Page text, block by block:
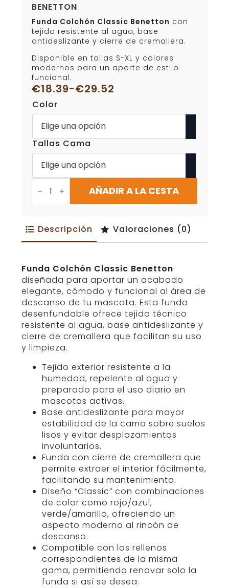
BENETTON
Funda Colchón Classic Benetton con
tejido resistente al agua, base
antideslizante y cierre de cremallera.
Disponible en tallas S-XL y colores
modernos para un aporte de estilo
funcional.
€18.39-€29.52
Rango
de
precios:
desde
€18.39
hasta
€29.52
Color
Tallas Cama
Funda
Colchón
Classic
Benetton
AÑADIR A LA CESTA
Descripción Valoraciones (0)
Funda Colchón Classic Benetton
diseñada para aportar un acabado
elegante, cómodo y funcional al área de
descanso de tu mascota. Esta funda
desenfundable ofrece tejido técnico
resistente al agua, base antideslizante y
cierre de cremallera que facilitan su uso
y limpieza.
Tejido exterior resistente a la
humedad, repelente al agua y
preparado para el uso diario en
mascotas activas.
Base antideslizante para mayor
estabilidad de la cama sobre suelos
lisos y evitar desplazamientos
involuntarios.
Funda con cierre de cremallera que
permite extraer el interior fácilmente,
facilitando su mantenimiento.
Diseño “Classic” con combinaciones
de color como rojo/azul,
verde/amarillo, ofreciendo un
aspecto moderno al rincón de
descanso.
Compatible con los rellenos
correspondientes de la misma
gama, permitiendo renovar solo la
funda si así se desea.